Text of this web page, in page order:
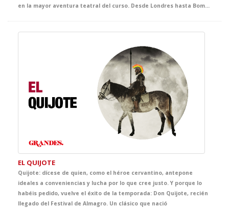
en la mayor aventura teatral del curso. Desde Londres hasta Bombay, pasando por trenes descarrilados, barcos sin rumbo y persecuciones delirantes, esta adaptación del clásico de Julio Verne es un viaje contrarreloj lleno de humor y sorpresas. Una obra especialmente pensada para el aula, con escenas que atrapan y personajes que no os dejaran indiferentes.. ¡Prepara tu pasaporte… y abróchate el cinturón porque la mejor clase de Francés está a punto de embarcar!
EL QUIJOTE
Quijote: dícese de quien, como el héroe cervantino, antepone
ideales a conveniencias y lucha por lo que cree justo. Y porque lo
habéis pedido, vuelve el éxito de la temporada: Don Quijote, recién
llegado del Festival de Almagro. Un clásico que nació